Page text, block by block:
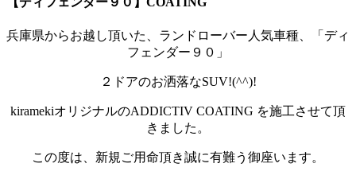
兵庫県からお越し頂いた、ランドローバー人気車種、「ディ
フェンダー９０」
２ドアのお洒落なSUV!(^^)!
kiramekiオリジナルのADDICTIV COATING を施工させて頂
きました。
この度は、新規ご用命頂き誠に有難う御座います。